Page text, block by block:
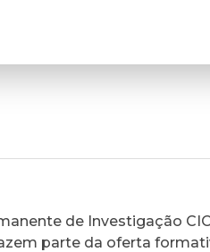
de Investigação
parte da oferta